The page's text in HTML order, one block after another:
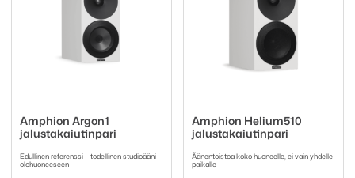
Amphion Argon1
jalustakaiutinpari
Edullinen referenssi – todellinen studioääni
olohuoneeseen
Amphion Helium510
jalustakaiutinpari
Äänentoistoa koko huoneelle, ei vain yhdelle
paikalle